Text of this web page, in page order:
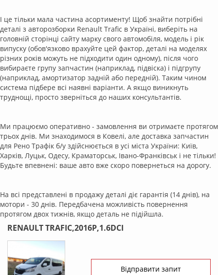
RENAULT TRAFIC,2016Р,1.6DCI
Відправити запит
І це тільки мала частина асортименту! Щоб знайти потрібні
деталі з авторозборки Renault Trafic в Україні, виберіть на
головній сторінці сайту марку свого автомобіля, модель і рік
випуску (обов'язково врахуйте цей фактор, деталі на моделях
різних років можуть не підходити один одному), після чого
вибираєте групу запчастин (наприклад, підвіска) і підгрупу
(наприклад, амортизатор задній або передній). Таким чином
система підбере всі наявні варіанти. А якщо виникнуть
труднощі, просто зверніться до наших консультантів.
Ми працюємо оперативно - замовлення ви отримаєте протягом
трьох днів. Ми знаходимося в Ковелі, але доставка запчастин
для Рено Трафік б/у здійснюється в усі міста України: Київ,
Харків, Луцьк, Одесу, Краматорськ, Івано-Франківськ і не тільки!
Будьте впевнені: ваше авто вже скоро повернеться на дорогу.
На всі представлені в продажу деталі діє гарантія (14 днів), на
мотори - 30 днів. Передбачена можливість повернення
протягом двох тижнів, якщо деталь не підійшла.